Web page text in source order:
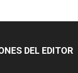
DEL EDITOR